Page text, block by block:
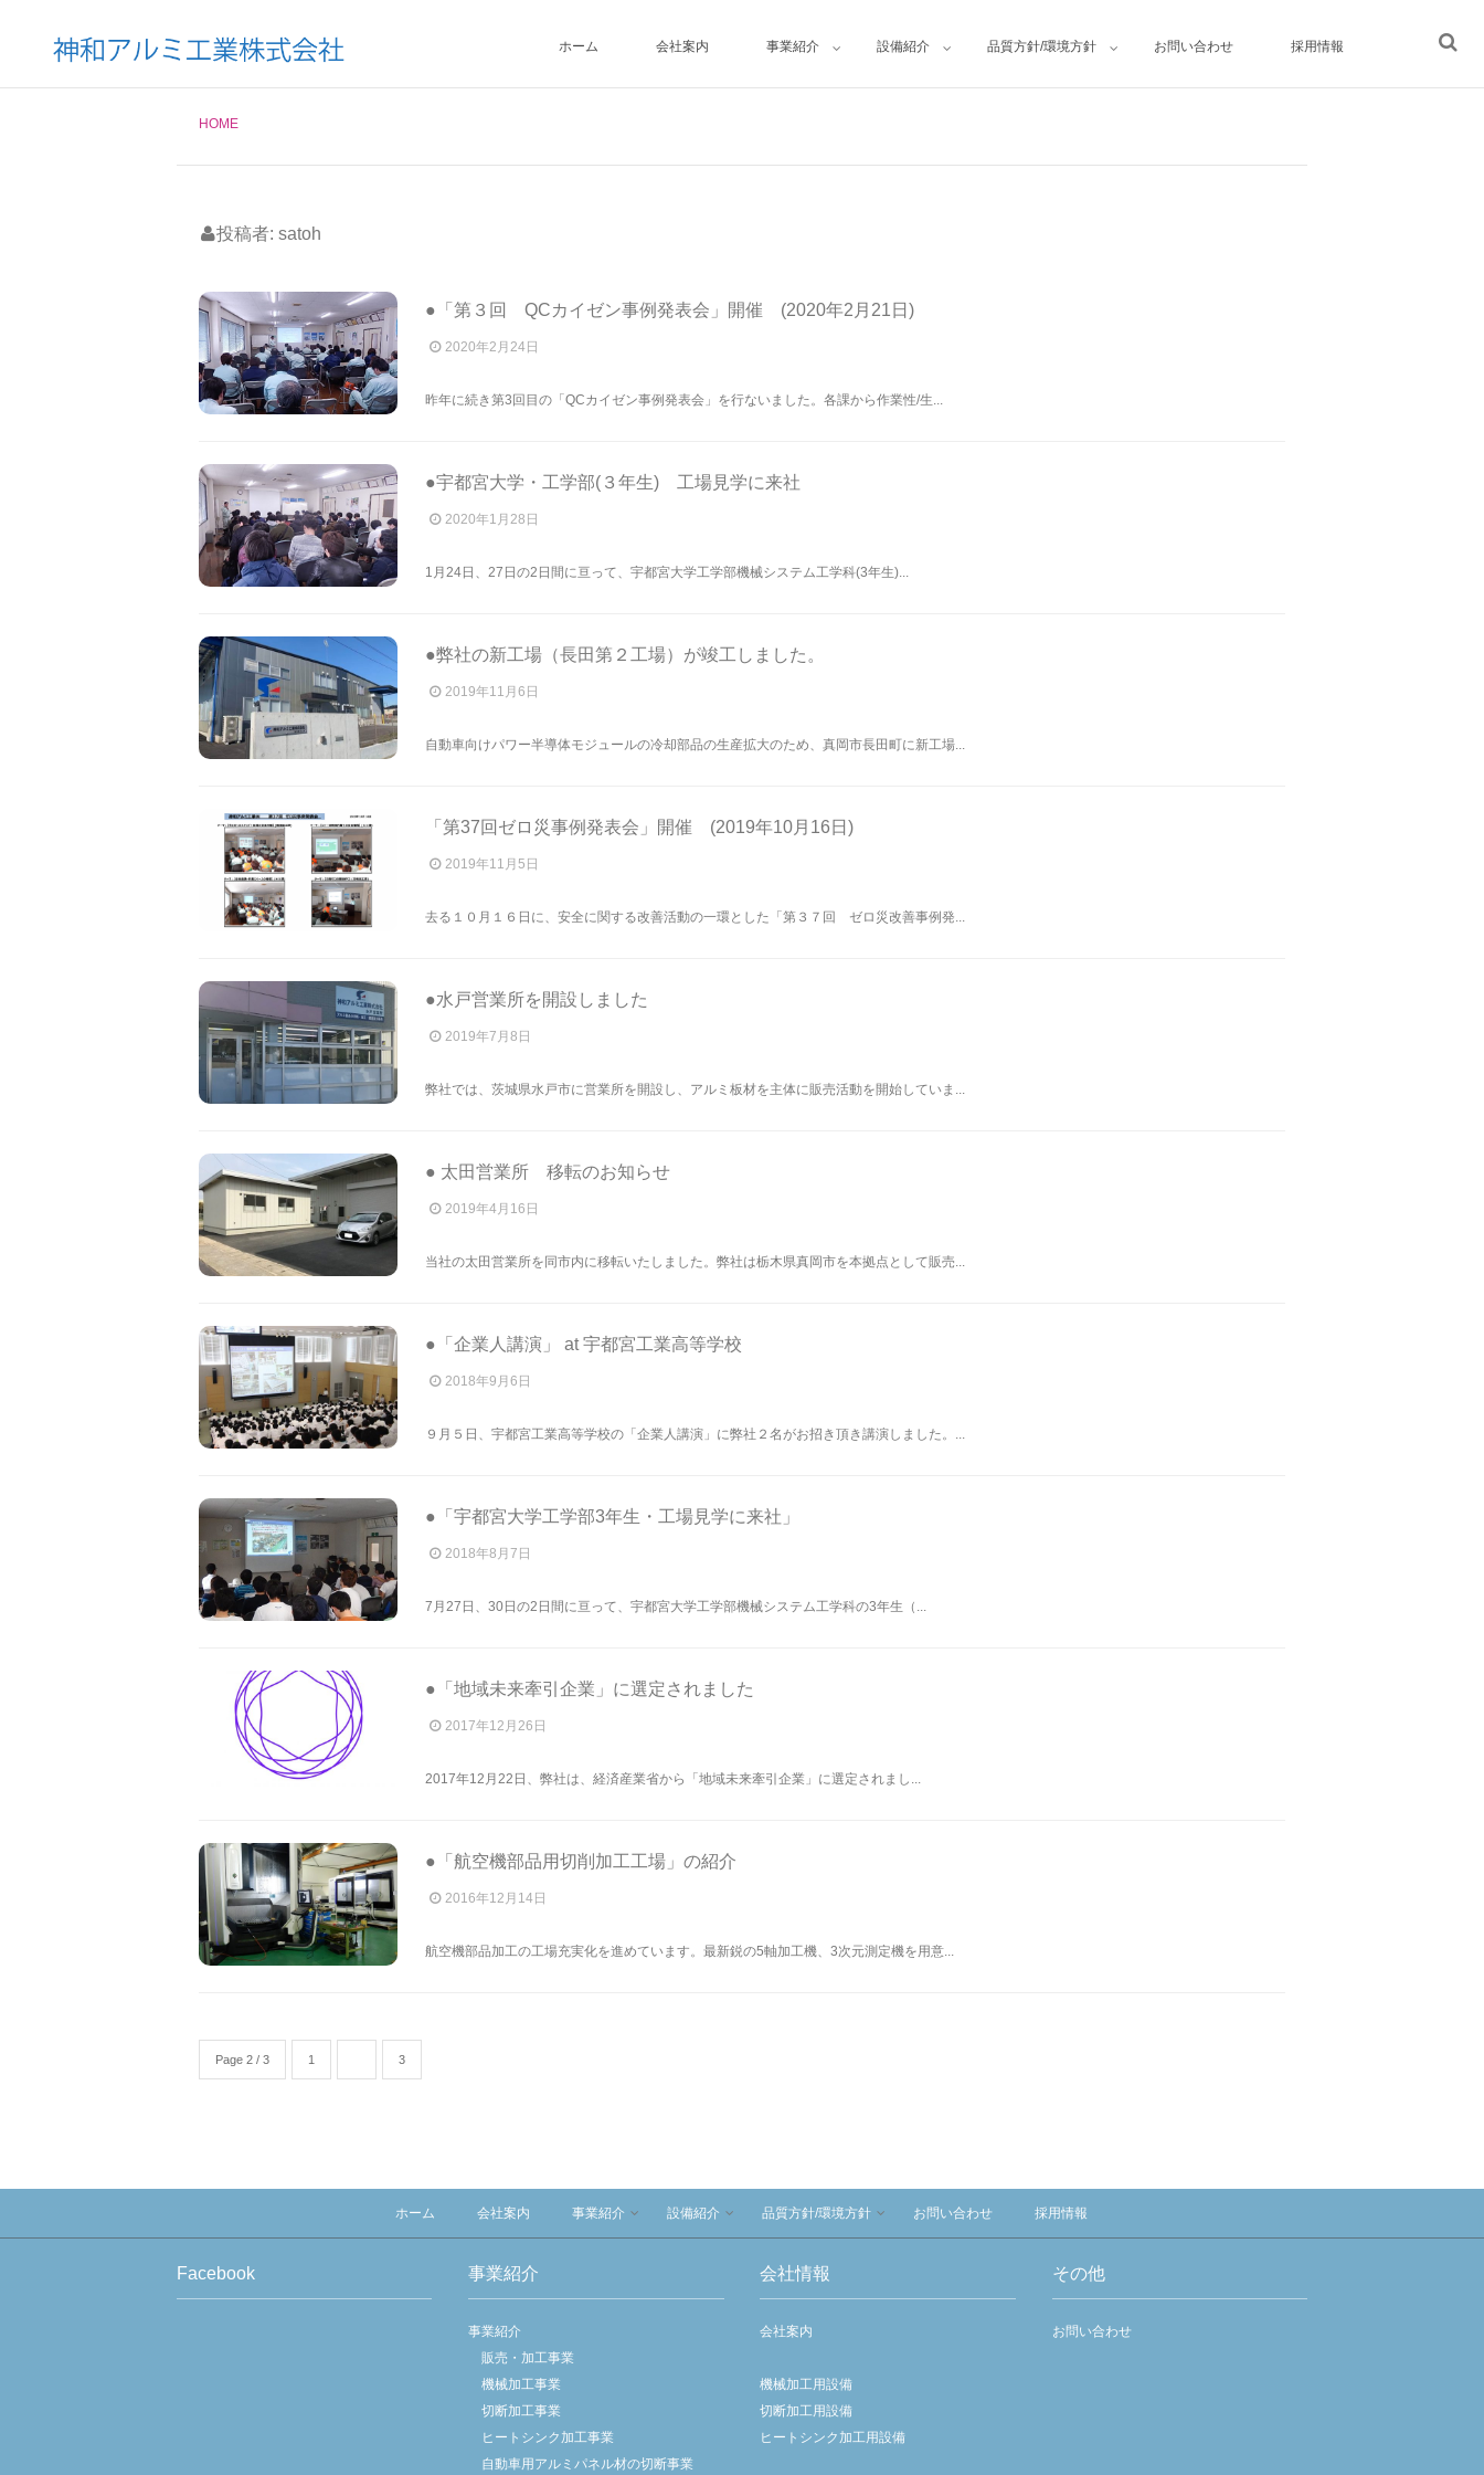
ホーム 会社案内 事業紹介 設備紹介 品質方針/環境方針 お問い合わせ 採用情報
HOME
投稿者: satoh
●「第３回 QCカイゼン事例発表会」開催 (2020年2月21日)
2020年2月24日
昨年に続き第3回目の「QCカイゼン事例発表会」を行ないました。各課から作業性/生...
●宇都宮大学・工学部(３年生) 工場見学に来社
2020年1月28日
1月24日、27日の2日間に亘って、宇都宮大学工学部機械システム工学科(3年生)...
●弊社の新工場（長田第２工場）が竣工しました。
2019年11月6日
自動車向けパワー半導体モジュールの冷却部品の生産拡大のため、真岡市長田町に新工場...
「第37回ゼロ災事例発表会」開催 (2019年10月16日)
2019年11月5日
去る１０月１６日に、安全に関する改善活動の一環とした「第３７回 ゼロ災改善事例発...
●水戸営業所を開設しました
2019年7月8日
弊社では、茨城県水戸市に営業所を開設し、アルミ板材を主体に販売活動を開始していま...
● 太田営業所 移転のお知らせ
2019年4月16日
当社の太田営業所を同市内に移転いたしました。弊社は栃木県真岡市を本拠点として販売...
●「企業人講演」 at 宇都宮工業高等学校
2018年9月6日
９月５日、宇都宮工業高等学校の「企業人講演」に弊社２名がお招き頂き講演しました。...
●「宇都宮大学工学部3年生・工場見学に来社」
2018年8月7日
7月27日、30日の2日間に亘って、宇都宮大学工学部機械システム工学科の3年生（...
●「地域未来牽引企業」に選定されました
2017年12月26日
2017年12月22日、弊社は、経済産業省から「地域未来牽引企業」に選定されまし...
●「航空機部品用切削加工工場」の紹介
2016年12月14日
航空機部品加工の工場充実化を進めています。最新鋭の5軸加工機、3次元測定機を用意...
Page 2 / 3 1 3
ホーム 会社案内 事業紹介 設備紹介 品質方針/環境方針 お問い合わせ 採用情報
Facebook 事業紹介
事業紹介
販売・加工事業
機械加工事業
切断加工事業
ヒートシンク加工事業
自動車用アルミパネル材の切断事業
会社情報
会社案内
機械加工用設備
切断加工用設備
ヒートシンク加工用設備
その他
お問い合わせ